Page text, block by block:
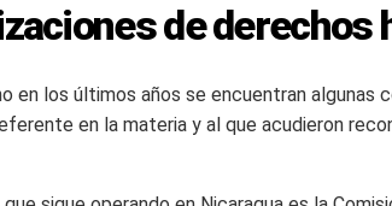
de derechos
en los últimos años se encuentran algunas
en la materia y al que acudieron